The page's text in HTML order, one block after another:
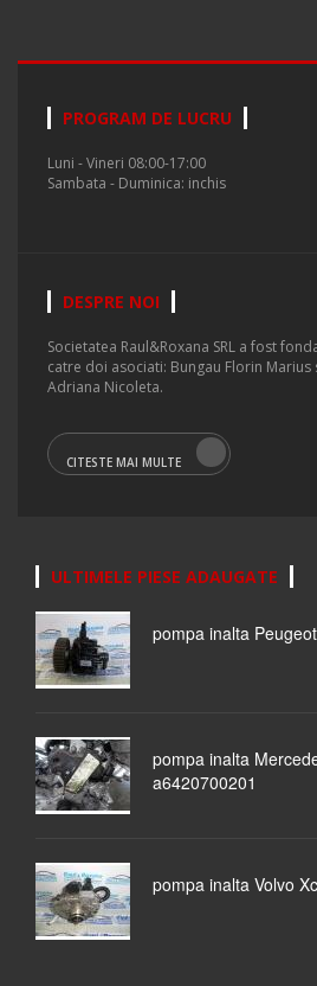
PROGRAM DE LUCRU
Luni - Vineri 08:00-17:00
Sambata - Duminica: inchis
DESPRE NOI
Societatea Raul&Roxana SRL a fost
catre doi asociati: Bungau Florin Marius
Adriana Nicoleta.
CITESTE MAI MULTE
ULTIMELE PIESE ADAUGATE
pompa inalta
pompa inalta
a6420700201
pompa inalta Volvo